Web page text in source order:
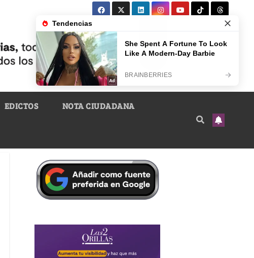
EDICTOS NOTA CIUDADANA